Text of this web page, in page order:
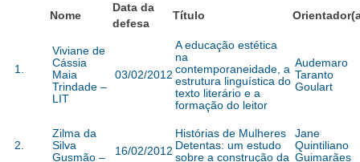
Nome
Data da
defesa
Título
1.
Viviane de
Cássia
Maia
Trindade –
LIT
03/02/2012
A educação estética
na
contemporaneidade, a
estrutura linguística do
texto literário e a
formação do leitor
Audemaro
Taranto
Goulart
2.
Zilma da
Silva
Gusmão –
16/02/2012
Histórias de Mulheres
Detentas: um estudo
sobre a construção da
Jane
Quintiliano
Guimarães